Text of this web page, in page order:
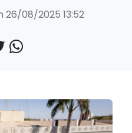
26/08/2025 13:52